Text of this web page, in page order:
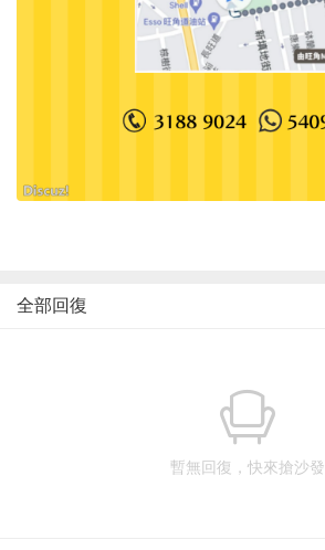
全部回復
暫無回復，快來搶沙發